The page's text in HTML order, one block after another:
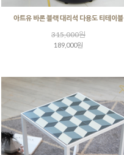
아트유 바론 블랙 대리석 다용도 티테이블
315,000원
189,000원